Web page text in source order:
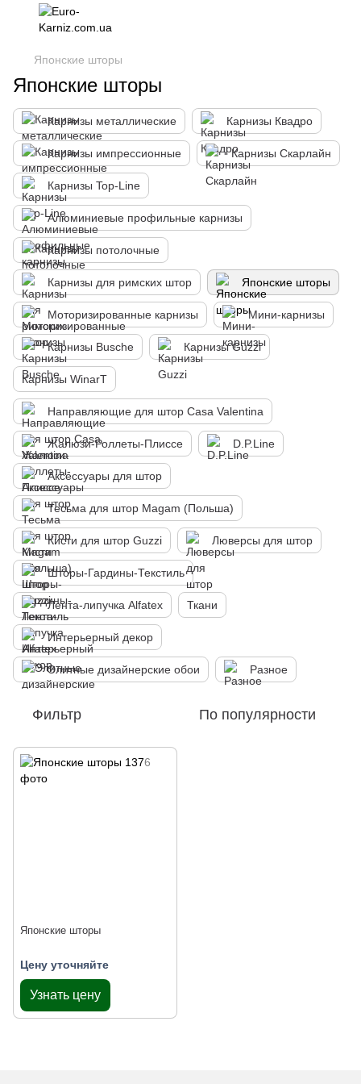
Японские шторы
Японские шторы
Карнизы металлические Карнизы Квадро
Карнизы импрессионные Карнизы Скарлайн
Карнизы Top-Line
Алюминиевые профильные карнизы
Карнизы потолочные
Карнизы для римских штор Японские шторы
Моторизированные карнизы Мини-карнизы
Карнизы Busche Карнизы Guzzi
Карнизы WinarT
Направляющие для штор Casa Valentina
Жалюзи-Роллеты-Плиссе D.P.Line
Аксессуары для штор
Тесьма для штор Magam (Польша)
Кисти для штор Guzzi Люверсы для штор
Шторы-Гардины-Текстиль
Лента-липучка Alfatex Ткани
Интерьерный декор
Элитные дизайнерские обои Разное
Фильтр По популярности
Японские шторы
Цену уточняйте
Узнать цену